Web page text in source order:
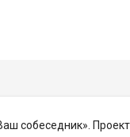
собеседник».